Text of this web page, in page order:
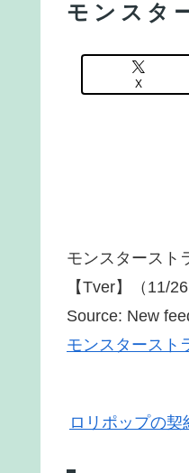
モンスタ
X
モンスタースト
【Tver】（11/
Source: New
モンスタースト
ロリポップの契